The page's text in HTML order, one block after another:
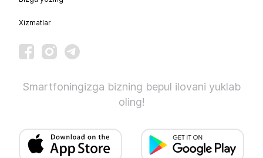
Xizmatlar
Smartfoningizga bizning bepul ilovani yuklab
oling!